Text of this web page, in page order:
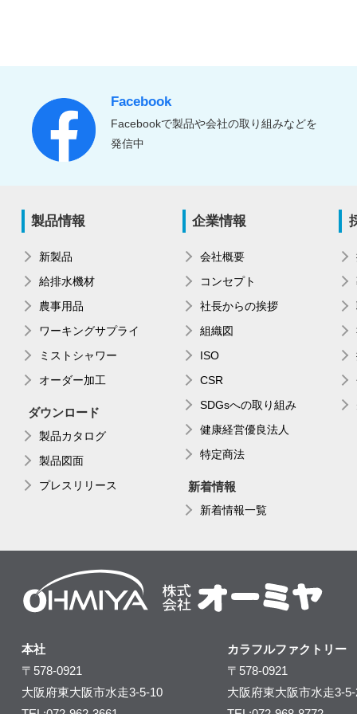
Facebook
Facebookで製品や会社の取り組みなどを
発信中
製品情報
新製品
給排水機材
農事用品
ワーキングサプライ
ミストシャワー
オーダー加工
ダウンロード
製品カタログ
製品図面
プレスリリース
企業情報
会社概要
コンセプト
社長からの挨拶
組織図
ISO
CSR
SDGsへの取り組み
健康経営優良法人
特定商法
新着情報
新着情報一覧
本社
〒578-0921
大阪府東大阪市水走3-5-10
カラフルファクトリー
〒578-0921
大阪府東大阪市水走3-